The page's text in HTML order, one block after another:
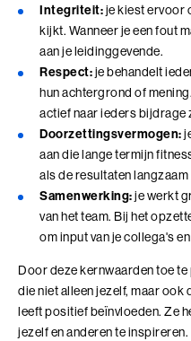
NIEUW
Leiderschap, Mens
Verdiep je
en strategie
Ontwikkel
vraagstukken waar
samenkomen
Leer technologie
en doel van je
Voor leiders en
richting geven aan
4 modules in 7 dagen
10+ jaar werkervaring
Maatschappelijke impact
Benieuwd wat we
kunnen
De Teamcoach
Informatiebijeenkomst
Wij zoeken collega's
Bekijk onze vacatures
Bezoek ons in Noordwijk
Adresgegevens
Integriteit:je kiest ervoor
kijkt. Wanneer je een fout
aan je leidinggevende.
Respect:je behandelt
hun achtergrond of
actief naar ieders bijdrage
Doorzettingsvermogen:
aan die lange termijn
als de resultaten
Samenwerking:je werkt
van het team. Bij het
om input van je collega's
Door deze kernwaarden toe
die niet alleen jezelf, maar ook
leeft positief beïnvloeden. Ze
jezelf en anderen te inspireren.